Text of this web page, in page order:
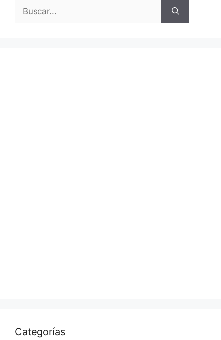
Buscar:
Categorías